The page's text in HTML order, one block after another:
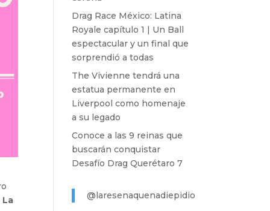
La
Drag Race México: Latina
Royale capítulo 1 | Un Ball
espectacular y un final que
sorprendió a todas
The Vivienne tendrá una
estatua permanente en
Liverpool como homenaje
a su legado
Conoce a las 9 reinas que
buscarán conquistar
Desafío Drag Querétaro 7
@laresenaquenadiepidio